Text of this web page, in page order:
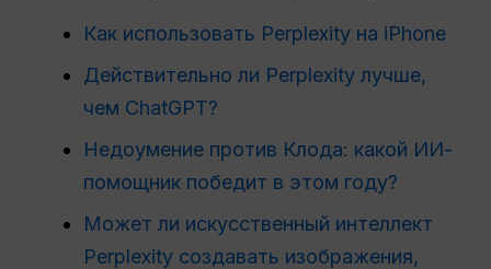
Как использовать Perplexity на iPhone
Действительно ли Perplexity лучше,
чем ChatGPT?
Недоумение против Клода: какой ИИ-
помощник победит в этом году?
Может ли искусственный интеллект
Perplexity создавать изображения,